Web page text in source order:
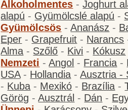
Alkoholmentes -Joghurt
alapú - Gyümölcslé alapú -
Gyümölcsös -Ananász -
Eper - Grapefruit - Narancs
Alma - Szőlő - Kivi - Kókusz
Nemzeti -Angol - Francia -
USA- Hollandia -Ausztria -
- Kuba - Mexikó - Brazília -
Görög -Ausztrál - Dán -